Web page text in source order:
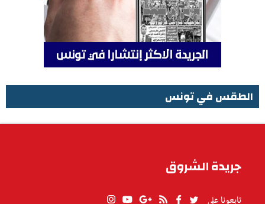
الطقس في تونس
جريدة الشروق
تابعونا على